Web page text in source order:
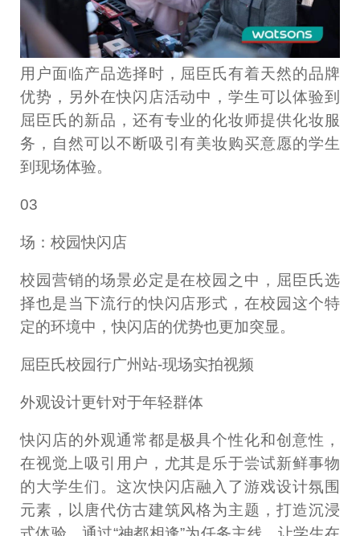
用户面临产品选择时，屈臣氏有着天然的品牌
优势，另外在快闪店活动中，学生可以体验到
屈臣氏的新品，还有专业的化妆师提供化妆服
务，自然可以不断吸引有美妆购买意愿的学生
到现场体验。
03
场：校园快闪店
校园营销的场景必定是在校园之中，屈臣氏选
择也是当下流行的快闪店形式，在校园这个特
定的环境中，快闪店的优势也更加突显。
屈臣氏校园行广州站-现场实拍视频
外观设计更针对于年轻群体
快闪店的外观通常都是极具个性化和创意性，
在视觉上吸引用户，尤其是乐于尝试新鲜事物
的大学生们。这次快闪店融入了游戏设计氛围
元素，以唐代仿古建筑风格为主题，打造沉浸